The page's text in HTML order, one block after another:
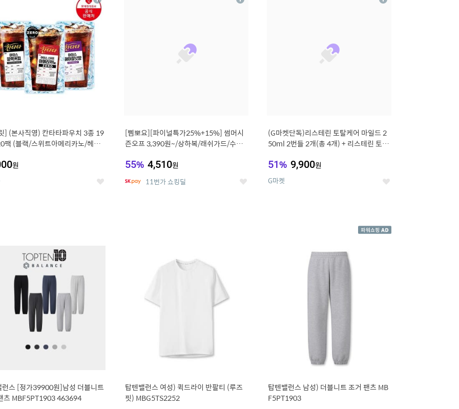
] (본사직영) 칸타타파우치 3종 19
팩 (블랙/스위트아메리카노/헤이
원
좋
상
세
[삠뽀요][파이널특가25%+15%] 썸머시
즌오프 3,390원~/상하복/래쉬가드/수영
55% 4,510원
11번가 쇼킹딜 좋
상
(G마켓단독)리스테린 토탈케어 마일드 2
50ml 2번들 2개(총 4개) + 리스테린 토탈
51% 9,900원
G마켓 좋
상
런스 [정가39900원]남성 더블니트
츠 MBF5PT1903 463694
탑텐밸런스 여성) 퀵드라이 반팔티 (루즈
핏) MBG5TS2252
탑텐밸런스 남성) 더블니트 조거 팬츠 MB
F5PT1903